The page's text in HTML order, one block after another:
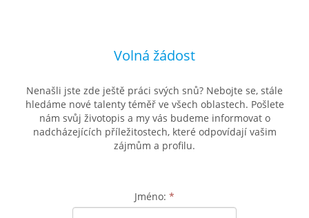
Volná žádost
Nenašli jste zde ještě práci svých snů? Nebojte se, stále
hledáme nové talenty téměř ve všech oblastech. Pošlete
nám svůj životopis a my vás budeme informovat o
nadcházejících příležitostech, které odpovídají vašim
zájmům a profilu.
Jméno: *